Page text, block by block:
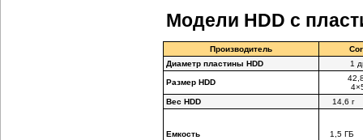
Модели HDD с
Производитель
Диаметр пластины HDD
1
Размер HDD
Вес HDD
14,6 г
Емкость 1,5 ГБ